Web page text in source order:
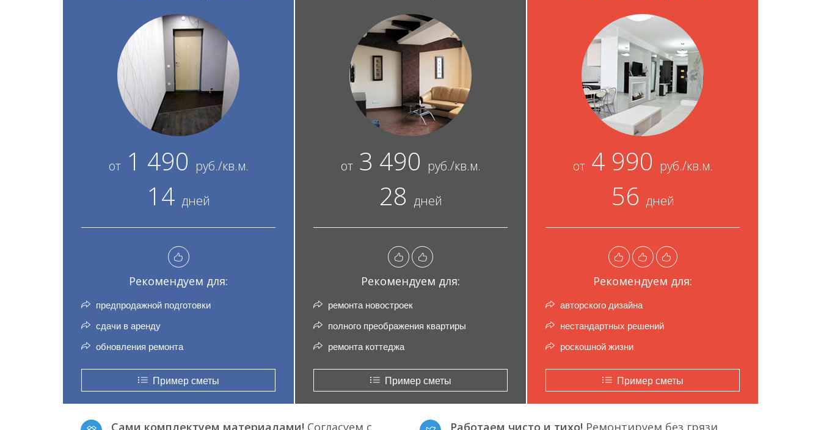
от1 490 руб./кв.м.
14 дней
Рекомендуем для:
предпродажной подготовки
сдачи в аренду
обновления ремонта
Пример сметы
от3 490 руб./кв.м.
28 дней
Рекомендуем для:
ремонта новостроек
полного преображения квартиры
ремонта коттеджа
Пример сметы
от4 990 руб./кв.м.
56 дней
Рекомендуем для:
авторского дизайна
нестандартных решений
роскошной жизни
Пример сметы
Сами комплектуем материалами! Согласуем с
Работаем чисто и тихо! Ремонтируем без грязи